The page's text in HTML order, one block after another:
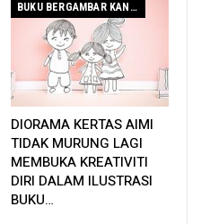
BUKU BERGAMBAR KANAK-KANAK
DIORAMA KERTAS AIMI
TIDAK MURUNG LAGI
MEMBUKA KREATIVITI
DIRI DALAM ILUSTRASI
BUKU…